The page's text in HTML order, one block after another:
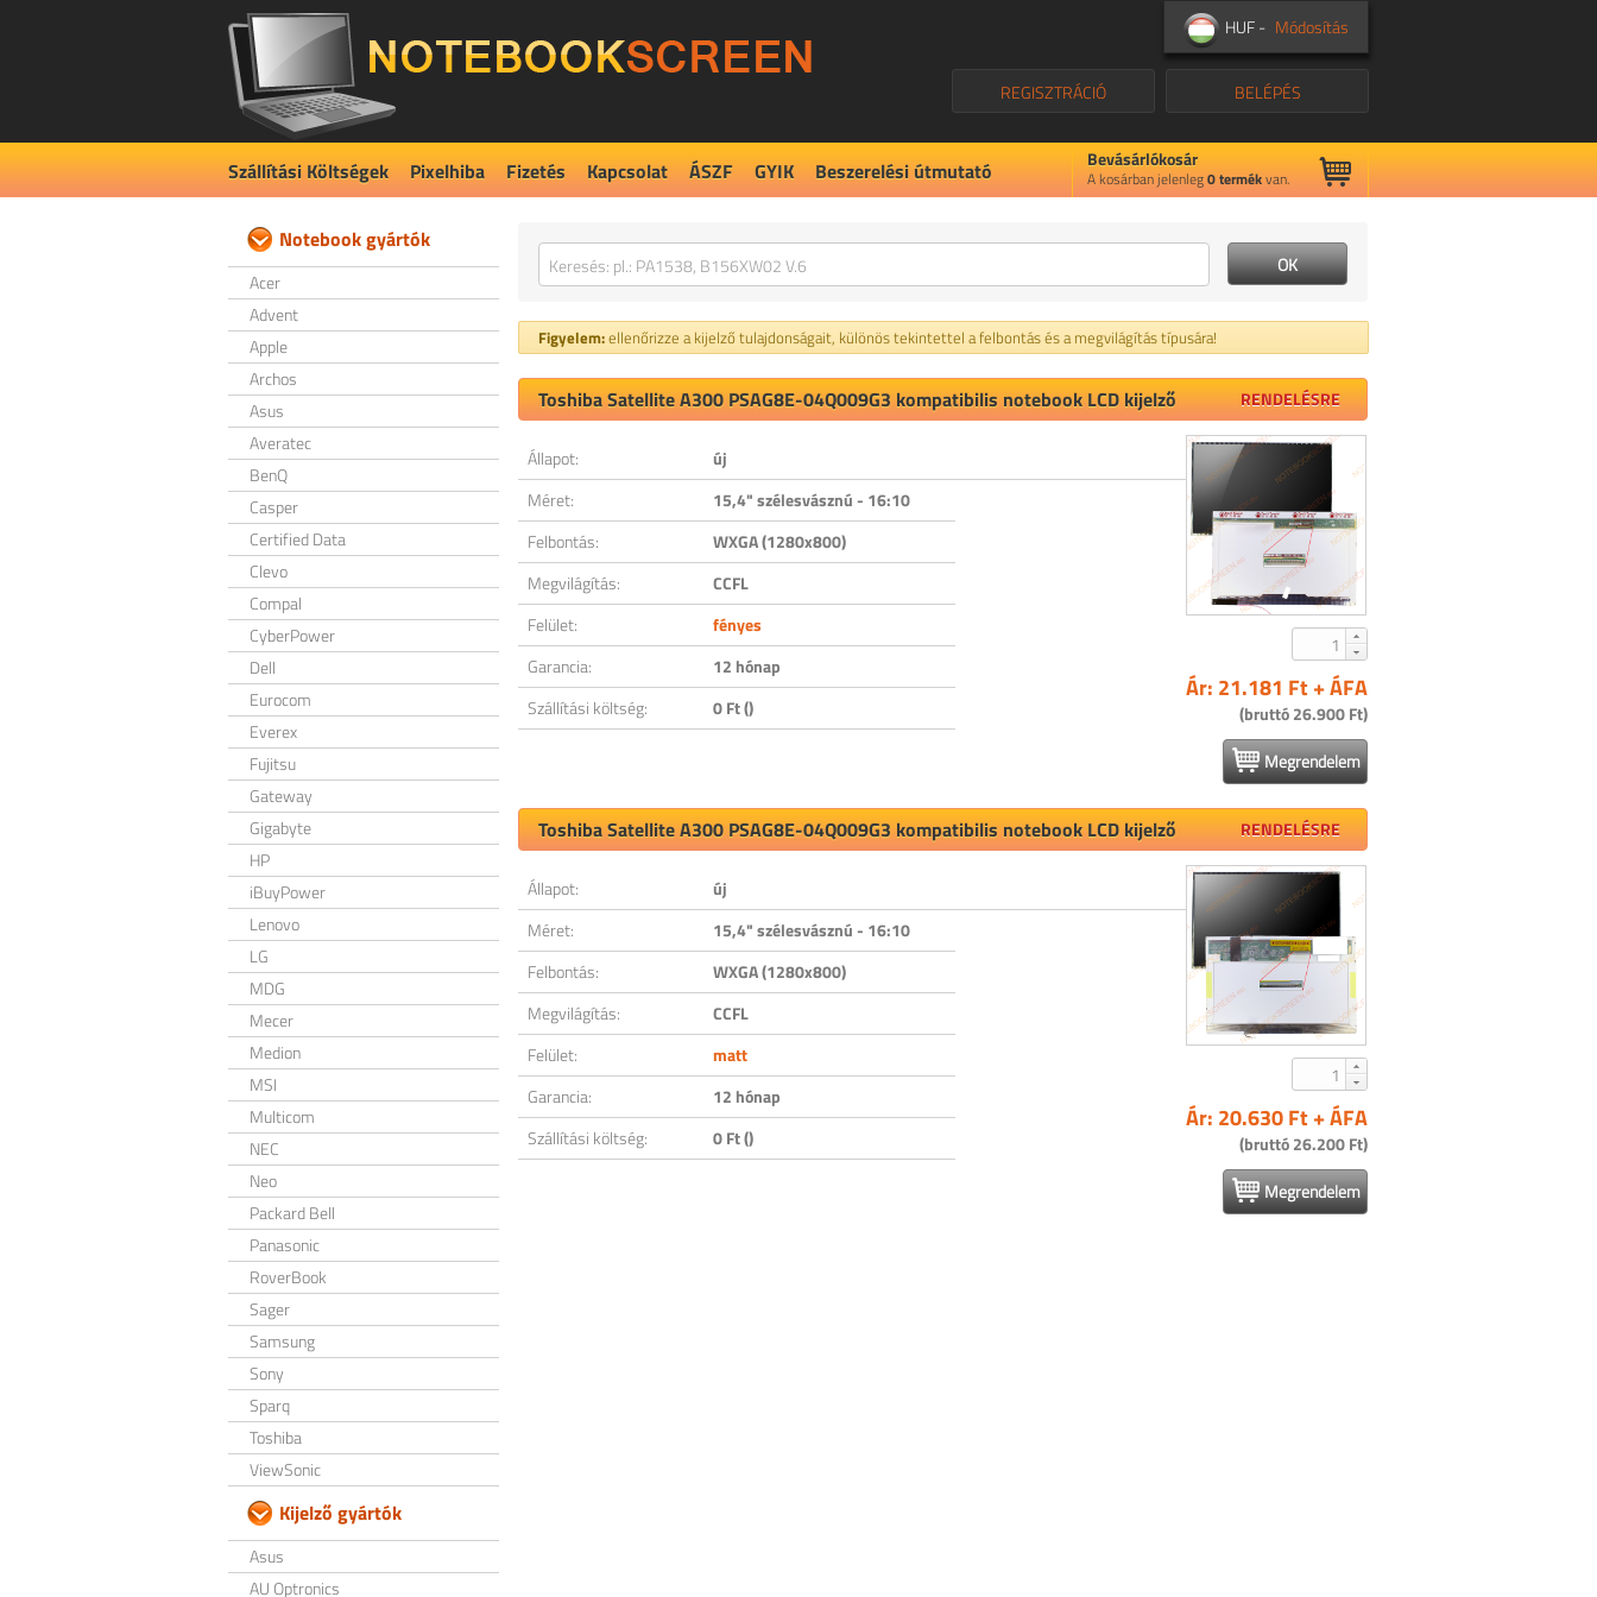
HUF - Módosítás
BELÉPÉS
REGISZTRÁCIÓ
Szállítási Költségek Pixelhiba Fizetés Kapcsolat ÁSZF GYIK Beszerelési útmutató Bevásárlókosár
A kosárban jelenleg0termékvan.
Notebook gyártók
Acer
Advent
Apple
Archos
Asus
Averatec
BenQ
Casper
Certified Data
Clevo
Compal
CyberPower
Dell
Eurocom
Everex
Fujitsu
Gateway
Gigabyte
HP
iBuyPower
Lenovo
LG
MDG
Mecer
Medion
MSI
Multicom
NEC
Neo
Packard Bell
Panasonic
RoverBook
Sager
Samsung
Sony
Sparq
Toshiba
ViewSonic
Kijelző gyártók
Asus
AU Optronics
Figyelem:ellenőrizze a kijelző tulajdonságait, különös tekintettel a felbontás és a megvilágítás típusára!
Toshiba Satellite A300 PSAG8E-04Q009G3 kompatibilis notebook LCD kijelző RENDELÉSRE
Állapot:
új
Méret:
15,4" szélesvásznú - 16:10
Felbontás:
WXGA (1280x800)
Megvilágítás:
CCFL
Felület:
fényes
Garancia:
12 hónap
Szállítási költség:
0 Ft ()
Ár: 21.181 Ft + ÁFA
(bruttó 26.900 Ft)
Megrendelem
Toshiba Satellite A300 PSAG8E-04Q009G3 kompatibilis notebook LCD kijelző RENDELÉSRE
Állapot:
új
Méret:
15,4" szélesvásznú - 16:10
Felbontás:
WXGA (1280x800)
Megvilágítás:
CCFL
Felület:
matt
Garancia:
12 hónap
Szállítási költség:
0 Ft ()
Ár: 20.630 Ft + ÁFA
(bruttó 26.200 Ft)
Megrendelem